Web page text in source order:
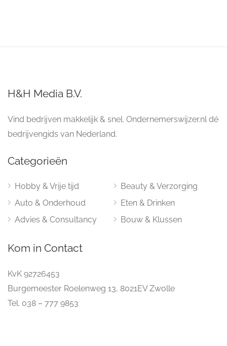
H&H Media B.V.
Vind bedrijven makkelijk & snel. Ondernemerswijzer.nl dé
bedrijvengids van Nederland.
Categorieën
Hobby & Vrije tijd
Auto & Onderhoud
Advies & Consultancy
Beauty & Verzorging
Eten & Drinken
Bouw & Klussen
Kom in Contact
KvK 92726453
Burgemeester Roelenweg 13, 8021EV Zwolle
Tel. 038 – 777 9853